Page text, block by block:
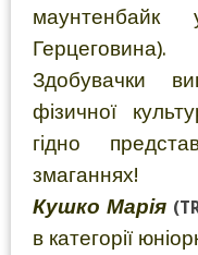
Герцеговина).
Здобувачки
фізичної
гідно
змаганнях!
Кушко Марія
в категорії